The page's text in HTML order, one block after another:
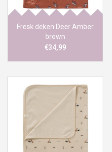
Fresk deken Deer Amber
brown
€34,99